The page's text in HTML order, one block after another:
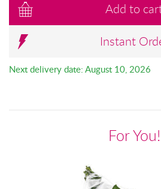
Add to
Instant
Next delivery date: August 10, 2026
For You!